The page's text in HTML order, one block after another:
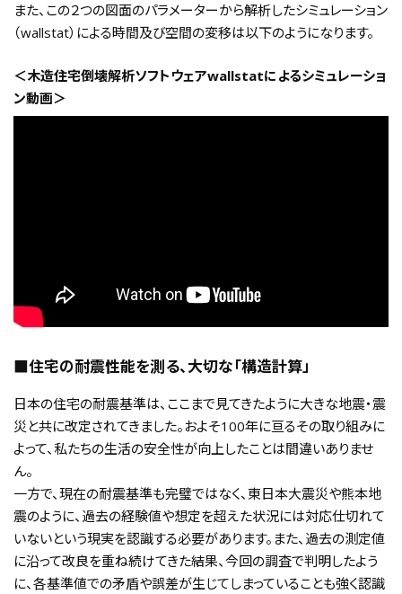
また、この２つの図面のパラメーターから解析したシミュレーション
（wallstat）による時間及び空間の変移は以下のようになります。
＜木造住宅倒壊解析ソフトウェアwallstatによるシミュレーショ
ン動画＞
■住宅の耐震性能を測る、大切な「構造計算」
日本の住宅の耐震基準は、ここまで見てきたように大きな地震・震
災と共に改定されてきました。およそ100年に亘るその取り組みに
よって、私たちの生活の安全性が向上したことは間違いありませ
ん。
一方で、現在の耐震基準も完璧ではなく、東日本大震災や熊本地
震のように、過去の経験値や想定を超えた状況には対応仕切れて
いないという現実を認識する必要があります。また、過去の測定値
に沿って改良を重ね続けてきた結果、今回の調査で判明したよう
に、各基準値での矛盾や誤差が生じてしまっていることも強く認識